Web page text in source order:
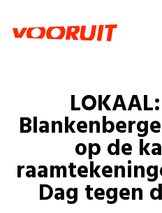
Gelijke
OnzeDoe
Doe
Mis
Shop
op de
Dag tegen